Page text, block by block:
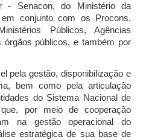
- Senacon, do Ministério da
conjunto com os Procons,
Públicos, Agências
órgãos públicos, e também por
pela gestão, disponibilização e
bem como pela articulação
do Sistema Nacional de
por meio de cooperação
na gestão operacional do
estratégica de sua base de